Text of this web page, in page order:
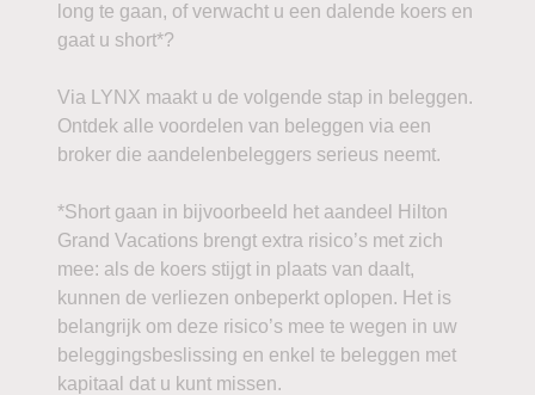
long te gaan, of verwacht u een dalende koers en
gaat u short*?
Via LYNX maakt u de volgende stap in beleggen.
Ontdek alle voordelen van beleggen via een
broker die aandelenbeleggers serieus neemt.
*Short gaan in bijvoorbeeld het aandeel Hilton
Grand Vacations brengt extra risico’s met zich
mee: als de koers stijgt in plaats van daalt,
kunnen de verliezen onbeperkt oplopen. Het is
belangrijk om deze risico’s mee te wegen in uw
beleggingsbeslissing en enkel te beleggen met
kapitaal dat u kunt missen.